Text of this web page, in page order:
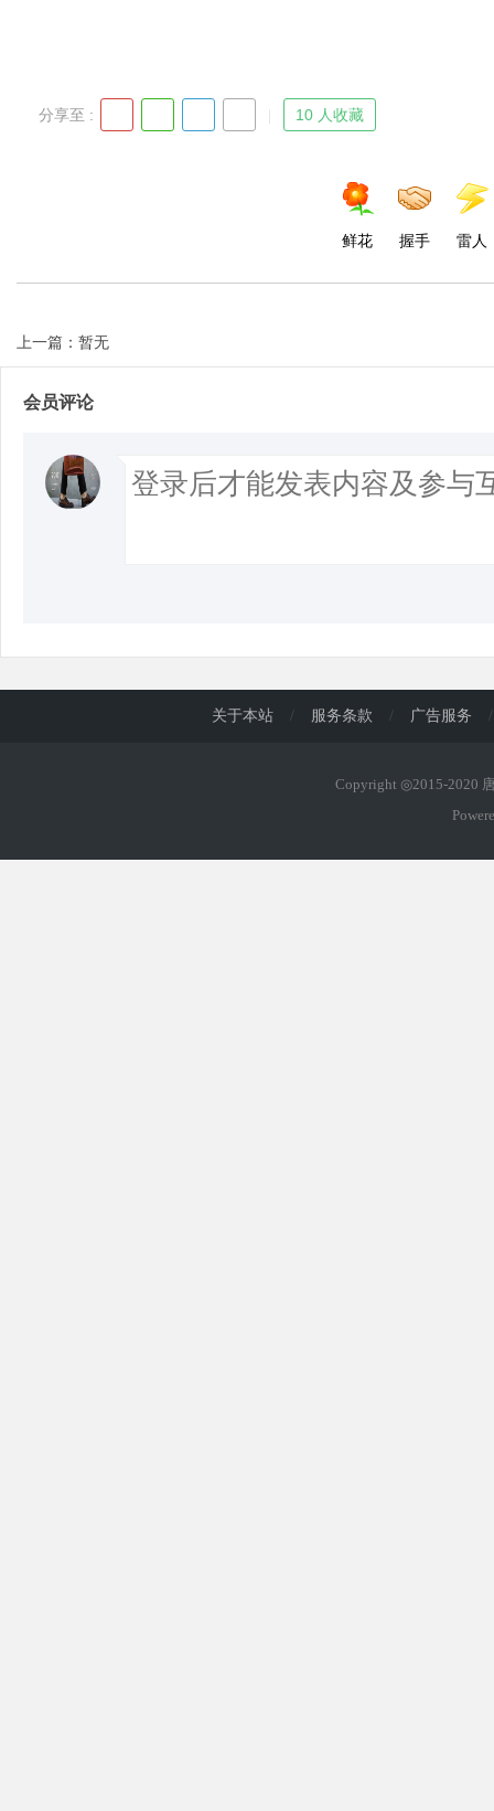
分享至 : 10 人收藏
鲜花 握手 雷人
上一篇：暂无
会员评论
关于本站 / 服务条款 / 广告服务 /
Copyright ◎2015-2020